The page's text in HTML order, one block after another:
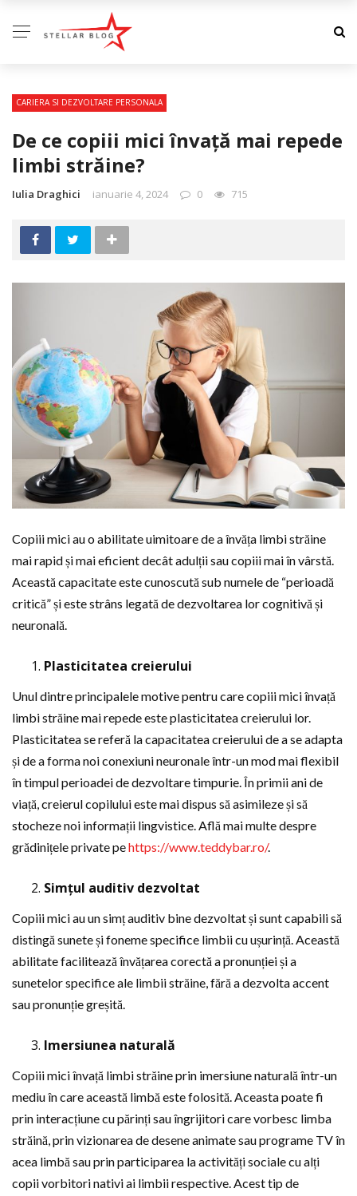
CARIERA SI DEZVOLTARE PERSONALA
De ce copiii mici învață mai repede
limbi străine?
Iulia Draghici ianuarie 4, 2024 0 715
Copiii mici au o abilitate uimitoare de a învăța limbi străine
mai rapid și mai eficient decât adulții sau copiii mai în vârstă.
Această capacitate este cunoscută sub numele de “perioadă
critică” și este strâns legată de dezvoltarea lor cognitivă și
neuronală.
Plasticitatea creierului
Unul dintre principalele motive pentru care copiii mici învață
limbi străine mai repede este plasticitatea creierului lor.
Plasticitatea se referă la capacitatea creierului de a se adapta
și de a forma noi conexiuni neuronale într-un mod mai flexibil
în timpul perioadei de dezvoltare timpurie. În primii ani de
viață, creierul copilului este mai dispus să asimileze și să
stocheze noi informații lingvistice. Află mai multe despre
grădinițele private pehttps://www.teddybar.ro/.
Simțul auditiv dezvoltat
Copiii mici au un simț auditiv bine dezvoltat și sunt capabili să
distingă sunete și foneme specifice limbii cu ușurință. Această
abilitate facilitează învățarea corectă a pronunției și a
sunetelor specifice ale limbii străine, fără a dezvolta accent
sau pronunție greșită.
Imersiunea naturală
Copiii mici învață limbi străine prin imersiune naturală într-un
mediu în care această limbă este folosită. Aceasta poate fi
prin interacțiune cu părinți sau îngrijitori care vorbesc limba
străină, prin vizionarea de desene animate sau programe TV în
acea limbă sau prin participarea la activități sociale cu alți
copii vorbitori nativi ai limbii respective. Acest tip de